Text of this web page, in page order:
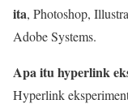
ita, Photoshop,
Adobe Systems.
Apa itu hyperlink
Hyperlink